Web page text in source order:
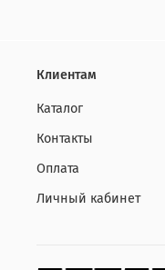
Клиентам
Каталог
Контакты
Оплата
Личный кабинет